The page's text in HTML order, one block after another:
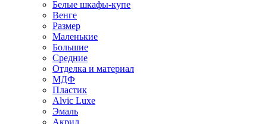
Белые шкафы-купе
Венге
Размер
Маленькие
Большие
Средние
Отделка и материал
МДФ
Пластик
Alvic Luxe
Эмаль
Акрил